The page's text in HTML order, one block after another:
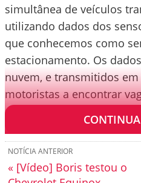
simultânea de veículos
utilizando dados dos
que conhecemos como
estacionamento. Os
nuvem, e transmitidos
motoristas a encontrar
disponíveis.
NOTÍCIA ANTERIOR
« [Vídeo] Boris testou o